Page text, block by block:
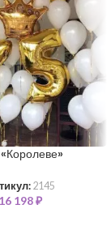
2145
16 198₽